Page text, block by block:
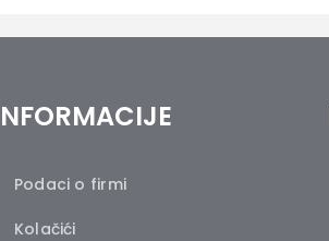
Podaci o firmi
Kolačići